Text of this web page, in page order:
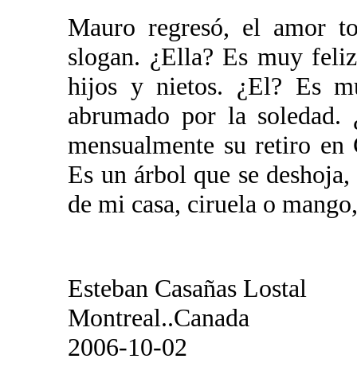
Mauro regresó, el amor
slogan. ¿Ella? Es muy
hijos y nietos. ¿El? Es
abrumado por la
mensualmente su retiro
Es un árbol que se
de mi casa, ciruela o
Esteban Casañas Lostal
Montreal..Canada
2006-10-02